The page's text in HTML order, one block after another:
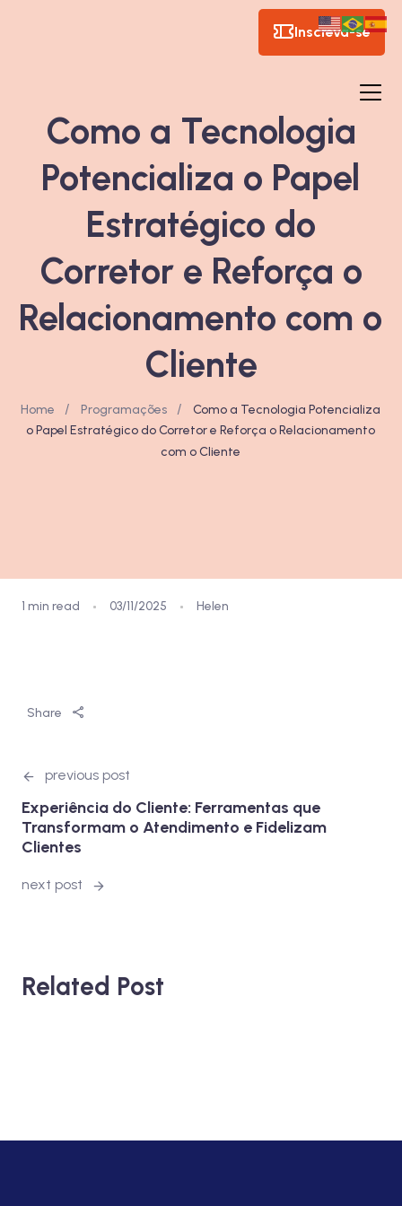
Inscreva-se
Como a Tecnologia
Potencializa o Papel
Estratégico do
Corretor e Reforça o
Relacionamento com o
Cliente
Home / Programações /
Como a Tecnologia Potencializa
o Papel Estratégico do Corretor e Reforça o Relacionamento
com o Cliente
1 min read 03/11/2025 Helen
Share
previous post
Experiência do Cliente: Ferramentas que
Transformam o Atendimento e Fidelizam
Clientes
next post
Related Post